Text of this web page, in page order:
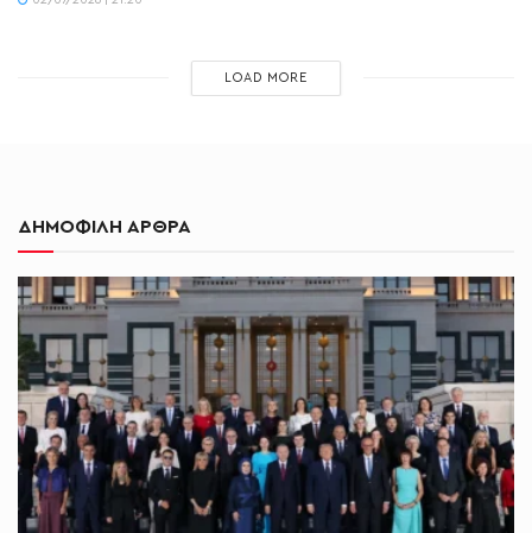
LOAD MORE
ΔΗΜΟΦΙΛΗ ΑΡΘΡΑ